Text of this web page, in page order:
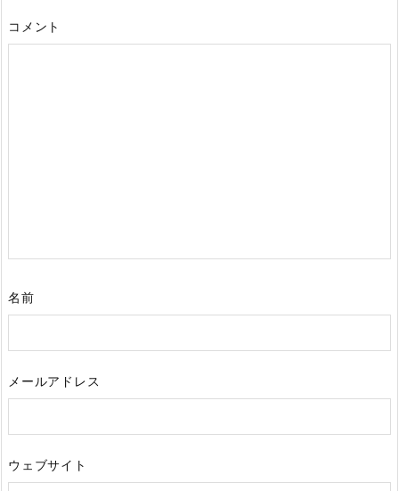
コメント
名前
メールアドレス
ウェブサイト